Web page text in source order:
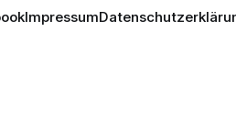
Impressum